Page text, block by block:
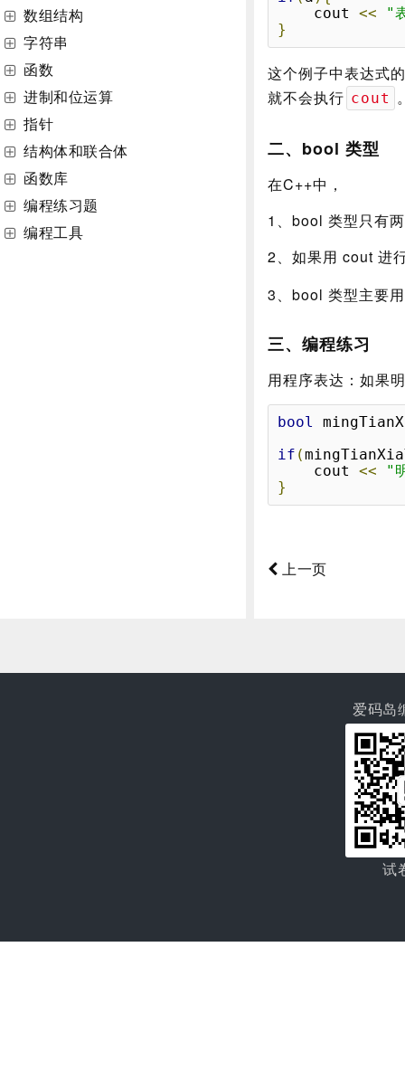
数组结构
字符串
函数
进制和位运算
指针
结构体和联合体
函数库
编程练习题
编程工具
	cout
<<
"
}
这个例子中表达式
就不会执行 cout
二、bool 类型
在C++中，
1、bool 类型只有
2、如果用 cout 进
3、bool 类型主要
三、编程练习
用程序表达：如果
bool
if (
	cout
<<
"
}
上一页
爱码岛
试